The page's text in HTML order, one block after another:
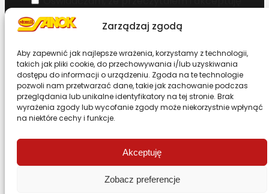
Zarządzaj zgodą
Aby zapewnić jak najlepsze wrażenia, korzystamy z technologii,
takich jak pliki cookie, do przechowywania i/lub uzyskiwania
dostępu do informacji o urządzeniu. Zgoda na te technologie
pozwoli nam przetwarzać dane, takie jak zachowanie podczas
przeglądania lub unikalne identyfikatory na tej stronie. Brak
wyrażenia zgody lub wycofanie zgody może niekorzystnie wpłynąć
na niektóre cechy i funkcje.
Akceptuję
Zobacz preferencje
warunki korzystania z serwisu
Design & Code by Foxstudio.eu
Przewiń stronę do góry